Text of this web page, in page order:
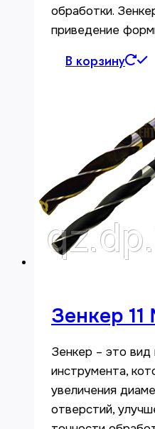
обработки.
приведение
В корзину
Зенкер
Зенкер – это
инструмента,
увеличения
отверстий,